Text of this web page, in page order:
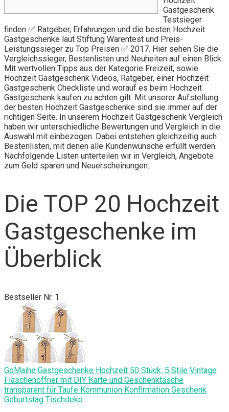
Gastgeschenk
Testsieger
finden ✅ Ratgeber, Erfahrungen und die besten Hochzeit
Gastgeschenke laut Stiftung Warentest und Preis-
Leistungssieger zu Top Preisen ✅ 2017. Hier sehen Sie die
Vergleichssieger, Bestenlisten und Neuheiten auf einen Blick.
Mit wertvollen Tipps aus der Kategorie Freizeit, sowie
Hochzeit Gastgeschenk Videos, Ratgeber, einer Hochzeit
Gastgeschenk Checkliste und worauf es beim Hochzeit
Gastgeschenk kaufen zu achten gilt. Mit unserer Aufstellung
der besten Hochzeit Gastgeschenke sind sie immer auf der
richtigen Seite. In unserem Hochzeit Gastgeschenk Vergleich
haben wir unterschiedliche Bewertungen und Vergleich in die
Auswahl mit einbezogen. Dabei entstehen gleichzeitig auch
Bestenlisten, mit denen alle Kundenwünsche erfüllt werden.
Nachfolgende Listen unterteilen wir in Vergleich, Angebote
zum Geld sparen und Neuerscheinungen.
Die TOP 20 Hochzeit
Gastgeschenke im
Überblick
Bestseller Nr. 1
GoMaihe Gastgeschenke Hochzeit 50 Stück: 5 Stile Vintage
Flaschenöffner mit DIY Karte und Geschenktasche
transparent für Taufe Kommunion Konfirmation Geschenk
Geburtstag Tischdeko